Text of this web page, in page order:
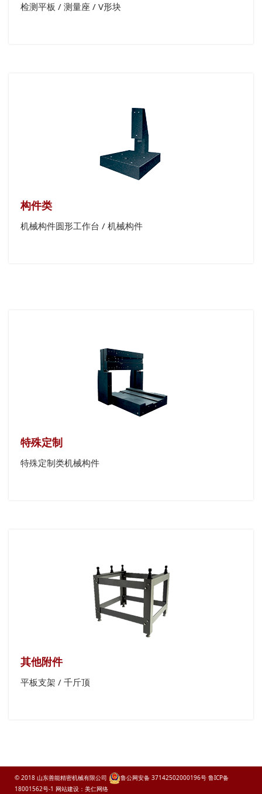
检测平板 / 测量座 / V形块
构件类
机械构件圆形工作台 / 机械构件
特殊定制
特殊定制类机械构件
其他附件
平板支架 / 千斤顶
© 2018 山东善能精密机械有限公司 鲁公网安备 37142502000196号 鲁ICP备
18001562号-1 网站建设：美仁网络